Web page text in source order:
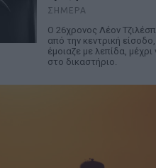
ΣΉΜΕΡΑ
Ο 26χρονος Λέον
από την κεντρική
έμοιαζε με λεπίδα,
στο δικαστήριο.